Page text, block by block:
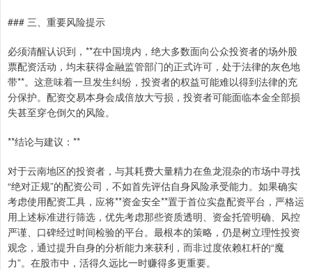
### 三、重要风险提示
必须清醒认识到，**在中国境内，绝大多数面向公众投资者的场外股
票配资活动，均未获得金融监管部门的正式许可，处于法律的灰色地
带**。这意味着一旦发生纠纷，投资者的权益可能难以得到法律的充
分保护。配资交易本身会成倍放大亏损，投资者可能面临本金全部损
失甚至穿仓倒欠的风险。
**结论与建议：**
对于云南地区的投资者，与其耗费大量精力在鱼龙混杂的市场中寻找
“绝对正规”的配资公司，不如首先评估自身风险承受能力。如果确实
考虑使用配资工具，应将**资金安全**置于首位实盘配资平台，严格运
用上述标准进行筛选，优先考虑那些资质透明、资金托管明确、风控
严谨、口碑经过时间检验的平台。最根本的策略，仍是树立理性投资
观念，通过提升自身的分析能力来获利，而非过度依赖杠杆的“魔
力”。在股市中，活得久远比一时赚得多更重要。